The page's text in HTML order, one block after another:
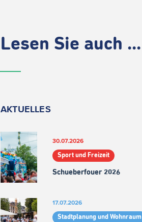
Lesen Sie auch ...
AKTUELLES
30.07.2026
Sport und Freizeit
Schueberfouer 2026
17.07.2026
Stadtplanung und Wohnraum